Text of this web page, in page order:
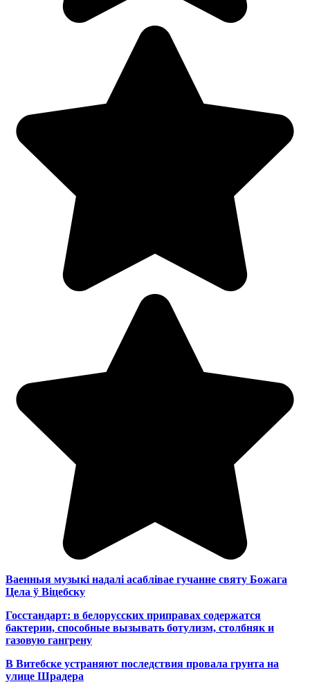
Ваенныя музыкі надалі асаблівае гучанне святу Божага
Цела ў Віцебску
Госстандарт: в белорусских приправах содержатся
бактерии, способные вызывать ботулизм, столбняк и
газовую гангрену
В Витебске устраняют последствия провала грунта на
улице Шрадера